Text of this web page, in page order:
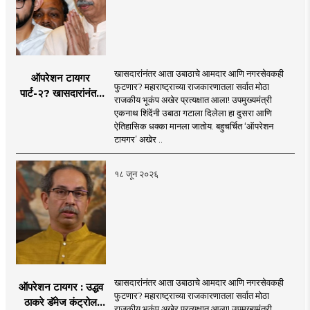
nation and the national interest...
'smart' era, information is available in
abundance in the Internet-enabled
information explosion. However, there is a
need for complementary knowledge to
determine a modern role and approach
that is compatible with culture,
motionlessness and tradition.
Telegram, MahaMTB WhatsApp Group etc.
through social media and advanced avatar
content. We are coming before you. Role in
the new era, 'smart' journalism with a view,
'smart' multimedia for the new era, and
journalism for a 'smart' Maharashtra will
be the side of the game.
click!mahamtb.com
ऑपरेशन टायगर
पार्ट-२? खासदारांनंतर
खासदारांनंतर आता उबाठाचे आमदार आणि नगरसेवकही
फुटणार? महाराष्ट्राच्या राजकारणातला सर्वात मोठा
राजकीय भूकंप अखेर प्रत्यक्षात आला! उपमुख्यमंत्री
एकनाथ शिंदेंनी उबाठा गटाला दिलेला हा दुसरा आणि
ऐतिहासिक धक्का मानला जातोय. बहुचर्चित ‘ऑपरेशन
टायगर’ अखेर ..
१८ जून २०२६
ऑपरेशन टायगर : उद्धव
ठाकरे डॅमेज कंट्रोल
खासदारांनंतर आता उबाठाचे आमदार आणि नगरसेवकही
फुटणार? महाराष्ट्राच्या राजकारणातला सर्वात मोठा